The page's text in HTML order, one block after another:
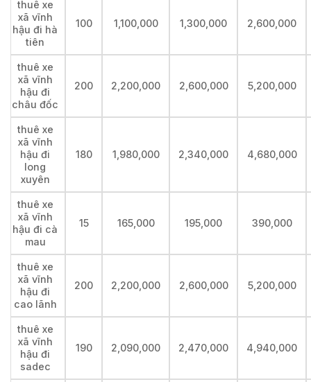
thuê xe
xã vĩnh
hậu đi hà
tiên
100 1,100,000 1,300,000 2,600,000
thuê xe
xã vĩnh
hậu đi
châu đốc
200 2,200,000 2,600,000 5,200,000
thuê xe
xã vĩnh
hậu đi
long
xuyên
180 1,980,000 2,340,000 4,680,000
thuê xe
xã vĩnh
hậu đi cà
mau
15 165,000 195,000 390,000
thuê xe
xã vĩnh
hậu đi
cao lãnh
200 2,200,000 2,600,000 5,200,000
thuê xe
xã vĩnh
hậu đi
sadec
190 2,090,000 2,470,000 4,940,000